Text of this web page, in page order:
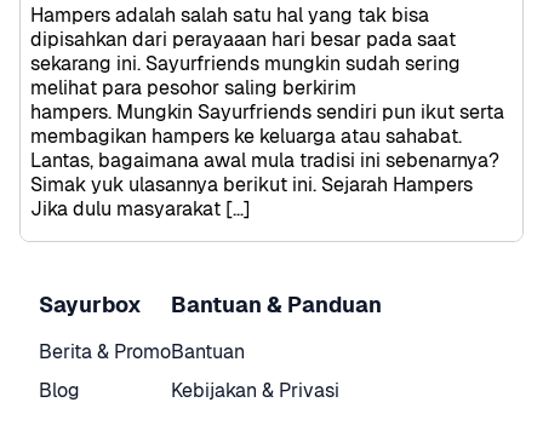
Hampers adalah salah satu hal yang tak bisa
dipisahkan dari perayaaan hari besar pada saat
sekarang ini. Sayurfriends mungkin sudah sering
melihat para pesohor saling berkirim
hampers. Mungkin Sayurfriends sendiri pun ikut serta
membagikan hampers ke keluarga atau sahabat.
Lantas, bagaimana awal mula tradisi ini sebenarnya?
Simak yuk ulasannya berikut ini. Sejarah Hampers
Jika dulu masyarakat […]
Sayurbox
Berita & Promo
Blog
Bantuan & Panduan
Bantuan
Kebijakan & Privasi